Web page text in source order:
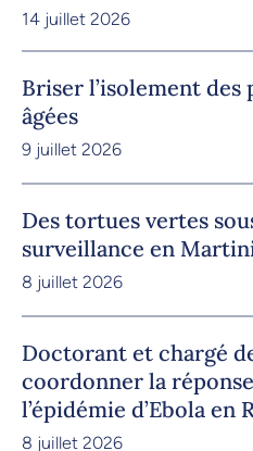
14 juillet 2026
Briser l’isolement des
âgées
9 juillet 2026
Des tortues vertes
surveillance en
8 juillet 2026
Doctorant et chargé
coordonner la
l’épidémie d’Ebola en
8 juillet 2026